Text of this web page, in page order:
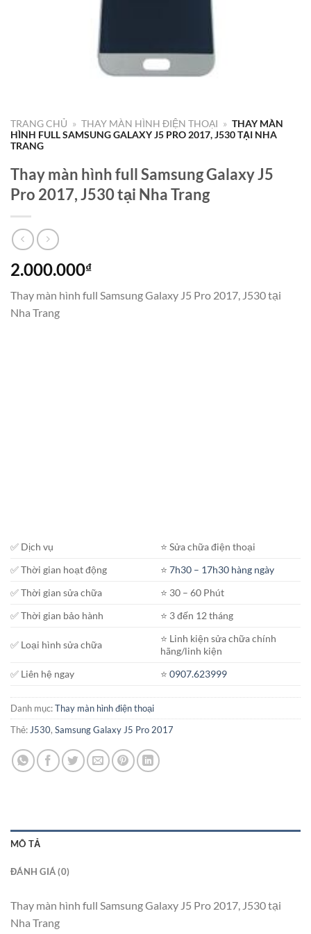
TRANG CHỦ » THAY MÀN HÌNH ĐIỆN THOẠI » THAY MÀN
HÌNH FULL SAMSUNG GALAXY J5 PRO 2017, J530 TẠI NHA
TRANG
Thay màn hình full Samsung Galaxy J5
Pro 2017, J530 tại Nha Trang
2.000.000₫
Thay màn hình full Samsung Galaxy J5 Pro 2017, J530 tại
Nha Trang
✅ Dịch vụ
⭐️ Sửa chữa điện thoại
✅ Thời gian hoạt động
⭐️7h30 – 17h30 hàng ngày
✅ Thời gian sửa chữa
⭐️ 30 – 60 Phút
✅ Thời gian bảo hành
⭐️ 3 đến 12 tháng
✅ Loại hình sửa chữa
⭐️ Linh kiện sửa chữa chính
hãng/linh kiện
✅ Liên hệ ngay
⭐️0907.623999
Danh mục:Thay màn hình điện thoại
Thẻ: J530, Samsung Galaxy J5 Pro 2017
MÔ TẢ
ĐÁNH GIÁ (0)
Thay màn hình full Samsung Galaxy J5 Pro 2017, J530 tại
Nha Trang